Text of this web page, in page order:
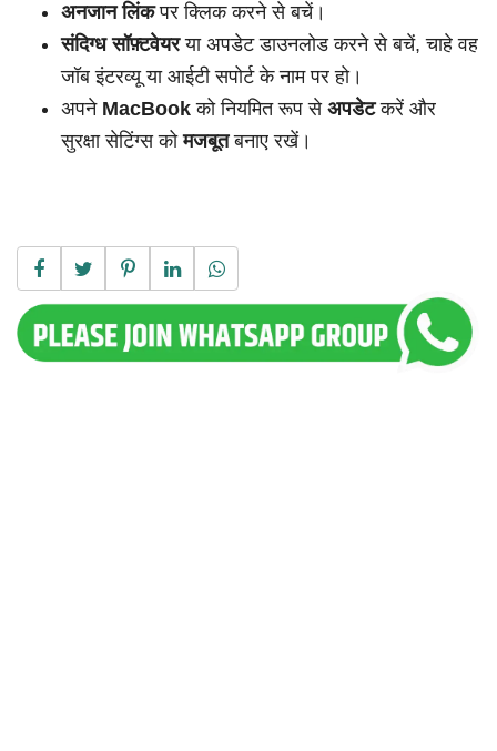
अनजान लिंकपर क्लिक करने से बचें।
संदिग्ध सॉफ़्टवेयरया अपडेट डाउनलोड करने से बचें, चाहे वह
जॉब इंटरव्यू या आईटी सपोर्ट के नाम पर हो।
अपने MacBook को नियमित रूप से अपडेटकरें और
सुरक्षा सेटिंग्स कोमजबूतबनाए रखें।